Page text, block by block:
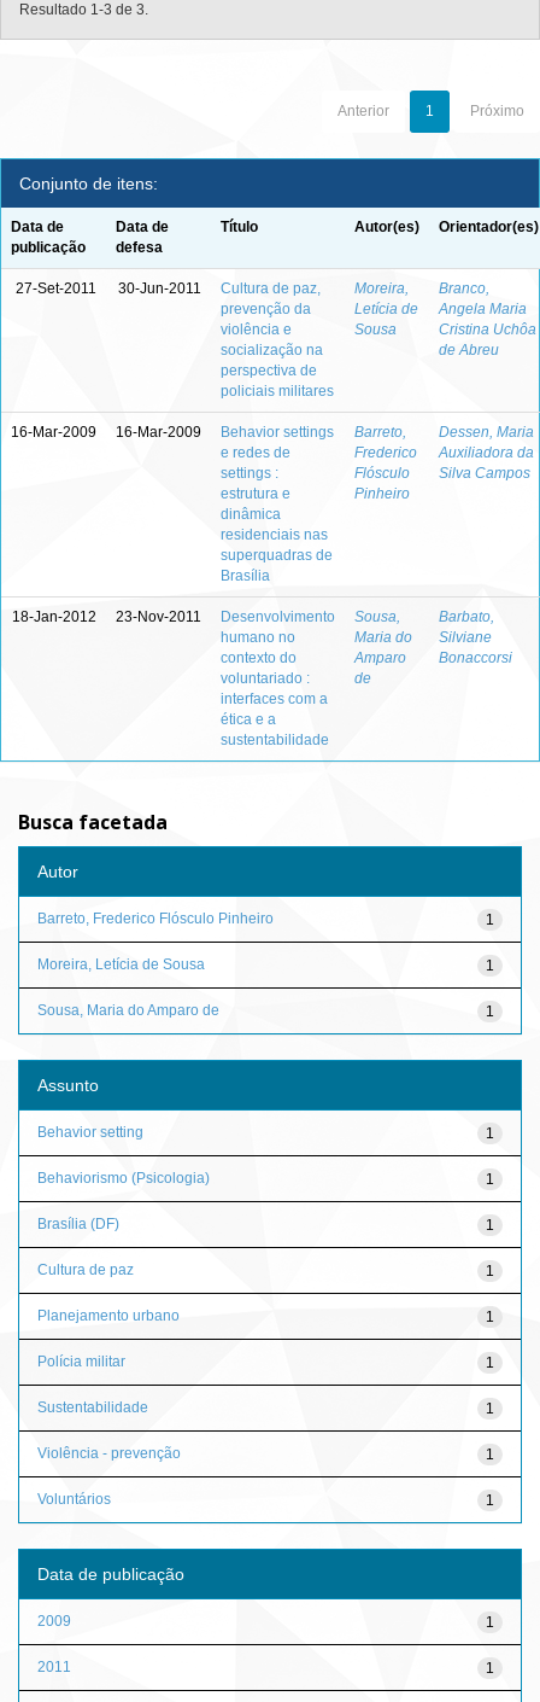
Resultado 1-3 de 3.
Anterior 1 Próximo
Conjunto de itens:
Data de
publicação
Data de
defesa
Título Autor(es) Orientador(es)
27-Set-2011 30-Jun-2011
Cultura de paz,
prevenção da
violência e
socialização na
perspectiva de
policiais militares
Moreira,
Letícia de
Sousa
Branco,
Angela Maria
Cristina Uchôa
de Abreu
16-Mar-2009 16-Mar-2009
Behavior settings
e redes de
settings :
estrutura e
dinâmica
residenciais nas
superquadras de
Brasília
Barreto,
Frederico
Flósculo
Pinheiro
Dessen, Maria
Auxiliadora da
Silva Campos
18-Jan-2012 23-Nov-2011
Desenvolvimento
humano no
contexto do
voluntariado :
interfaces com a
ética e a
sustentabilidade
Sousa,
Maria do
Amparo
de
Barbato,
Silviane
Bonaccorsi
Busca facetada
Autor
1
Barreto, Frederico Flósculo Pinheiro
1
Moreira, Letícia de Sousa
1
Sousa, Maria do Amparo de
Assunto
1
Behavior setting
1
Behaviorismo (Psicologia)
1
Brasília (DF)
1
Cultura de paz
1
Planejamento urbano
1
Polícia militar
1
Sustentabilidade
1
Violência - prevenção
1
Voluntários
Data de publicação
1
2009
1
2011